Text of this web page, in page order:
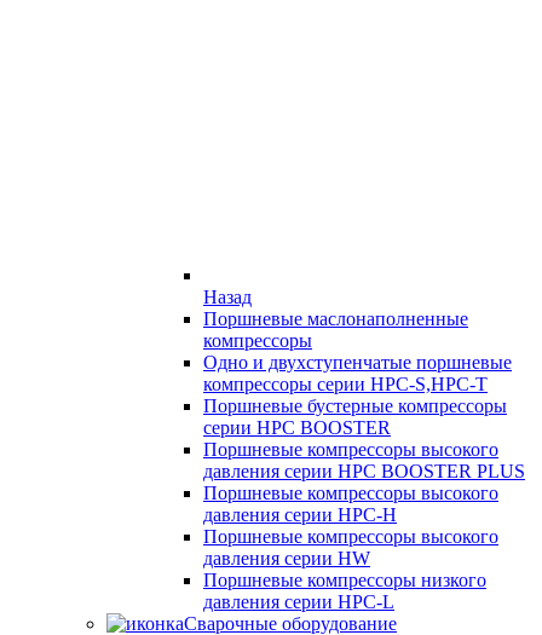
Назад
Поршневые маслонаполненные
компрессоры
Одно и двухступенчатые поршневые
компрессоры серии HPC-S,HPC-T
Поршневые бустерные компрессоры
серии HPC BOOSTER
Поршневые компрессоры высокого
давления серии HPC BOOSTER PLUS
Поршневые компрессоры высокого
давления серии HPC-H
Поршневые компрессоры высокого
давления серии HW
Поршневые компрессоры низкого
давления серии HPC-L
Сварочные оборудование